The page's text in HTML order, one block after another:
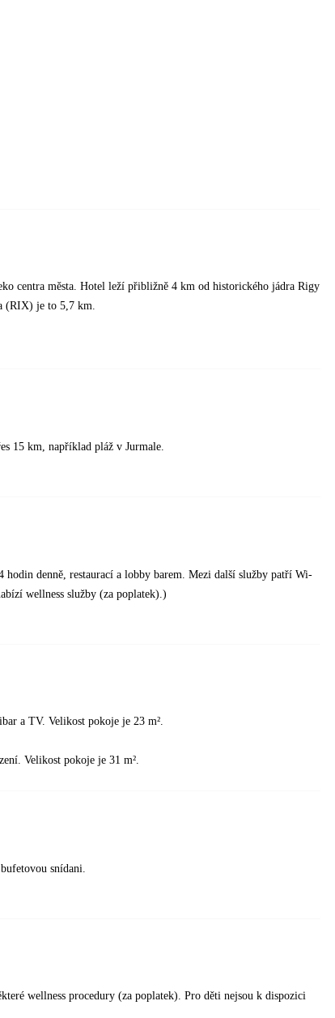
centra města. Hotel leží přibližně 4 km od historického jádra Rigy
(RIX) je to 5,7 km.
15 km, například pláž v Jurmale.
denně, restaurací a lobby barem. Mezi další služby patří Wi-
wellness služby (za poplatek).)
a TV. Velikost pokoje je 23 m².
Velikost pokoje je 31 m².
snídani.
wellness procedury (za poplatek). Pro děti nejsou k dispozici